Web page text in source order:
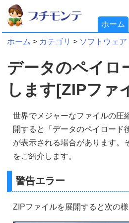
ホーム
ホーム > カテゴリ > ソフトウェア
データのペイロ
します[ZIPファ
世界でメジャーなファイルの圧
開すると「データのペイロード
が表示される場合があります。
をご紹介します。
警告エラー
ZIPファイルを展開すると次の